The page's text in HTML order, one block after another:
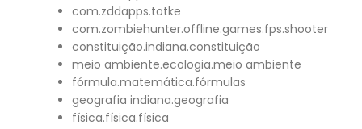
com.zddapps.totke
com.zombiehunter.offline.games.fps.shooter
constituição.indiana.constituição
meio ambiente.ecologia.meio ambiente
fórmula.matemática.fórmulas
geografia indiana.geografia
física.física.física